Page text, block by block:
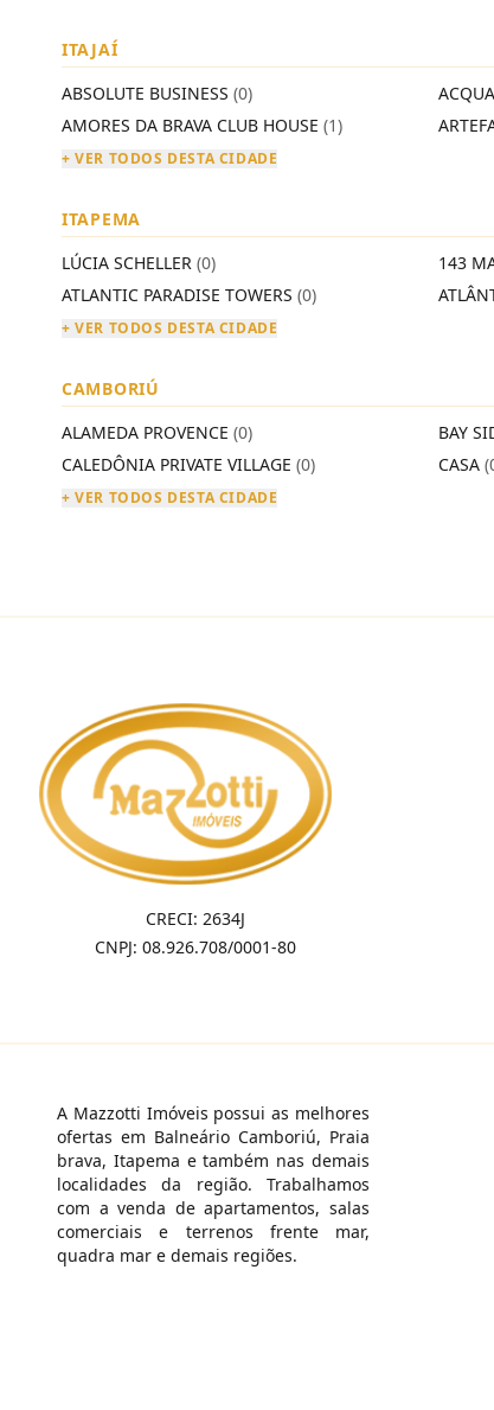
ITAJAÍ
ABSOLUTE BUSINESS (0)
AMORES DA BRAVA CLUB HOUSE (1)
+ VER TODOS DESTA CIDADE
ITAPEMA
LÚCIA SCHELLER (0) 143
ATLANTIC PARADISE TOWERS (0)
+ VER TODOS DESTA CIDADE
CAMBORIÚ
ALAMEDA PROVENCE (0) BAY
CALEDÔNIA PRIVATE VILLAGE (0) CASA
+ VER TODOS DESTA CIDADE
CRECI: 2634J
CNPJ: 08.926.708/0001-80
A Mazzotti Imóveis possui as melhores
ofertas em Balneário Camboriú, Praia
brava, Itapema e também nas demais
localidades da região. Trabalhamos
com a venda de apartamentos, salas
comerciais e terrenos frente mar,
quadra mar e demais regiões.